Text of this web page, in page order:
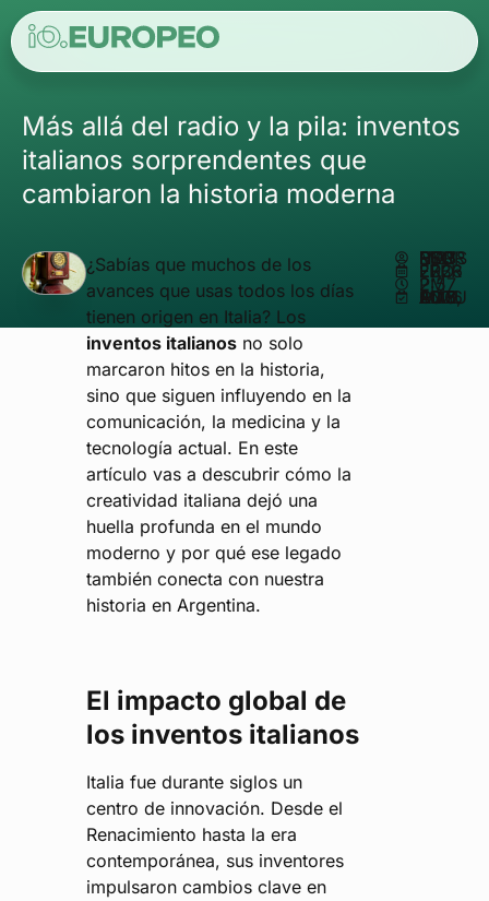
Más allá del radio y la pila: inventos
italianos sorprendentes que
cambiaron la historia moderna
¿Sabías que muchos de los
avances que usas todos los días
tienen origen en Italia? Los
inventos italianosno solo
marcaron hitos en la historia,
sino que siguen influyendo en la
comunicación, la medicina y la
tecnología actual. En este
artículo vas a descubrir cómo la
creatividad italiana dejó una
huella profunda en el mundo
moderno y por qué ese legado
también conecta con nuestra
historia en Argentina.
El impacto global de
los inventos italianos
Italia fue durante siglos un
centro de innovación. Desde el
Renacimiento hasta la era
contemporánea, sus inventores
impulsaron cambios clave en
ESCRITO POR
MATHEUS REIS
FEBRERO 27, 2026
2:57 PM
ACTUALIZADO EN MAYO 15, 2026